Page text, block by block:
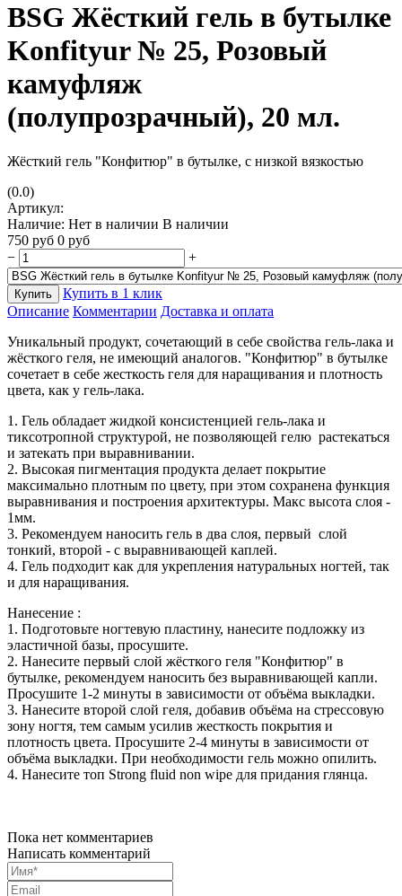
BSG Жёсткий гель в бутылке
Konfityur № 25, Розовый
камуфляж
(полупрозрачный), 20 мл.
Жёсткий гель "Конфитюр" в бутылке, с низкой вязкостью
(0.0)
Артикул:
Наличие: Нет в наличии В наличии
750 руб 0 руб
−
+
Купить
Купить в 1 клик
Описание Комментарии Доставка и оплата
Уникальный продукт, сочетающий в себе свойства гель-лака и
жёсткого геля, не имеющий аналогов. "Конфитюр" в бутылке
сочетает в себе жесткость геля для наращивания и плотность
цвета, как у гель-лака.
1. Гель обладает жидкой консистенцией гель-лака и
тиксотропной структурой, не позволяющей гелю растекаться
и затекать при выравнивании.
2. Высокая пигментация продукта делает покрытие
максимально плотным по цвету, при этом сохранена функция
выравнивания и построения архитектуры. Макс высота слоя -
1мм.
3. Рекомендуем наносить гель в два слоя, первый слой
тонкий, второй - с выравнивающей каплей.
4. Гель подходит как для укрепления натуральных ногтей, так
и для наращивания.
Нанесение :
1. Подготовьте ногтевую пластину, нанесите подложку из
эластичной базы, просушите.
2. Нанесите первый слой жёсткого геля "Конфитюр" в
бутылке, рекомендуем наносить без выравнивающей капли.
Просушите 1-2 минуты в зависимости от объёма выкладки.
3. Нанесите второй слой геля, добавив объёма на стрессовую
зону ногтя, тем самым усилив жесткость покрытия и
плотность цвета. Просушите 2-4 минуты в зависимости от
объёма выкладки. При необходимости гель можно опилить.
4. Нанесите топ Strong fluid non wipe для придания глянца.
Пока нет комментариев
Написать комментарий